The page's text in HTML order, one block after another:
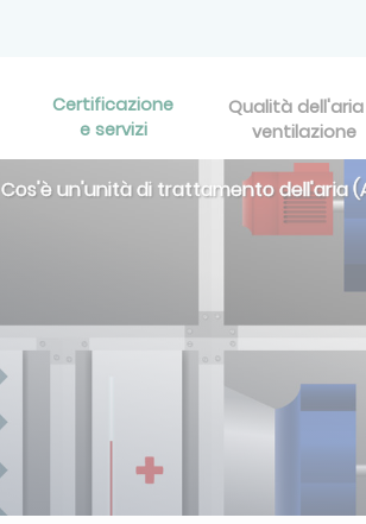
Certificazione
e servizi
Qualità
ventilazione
Cos'è un'unità di trattamento dell'aria